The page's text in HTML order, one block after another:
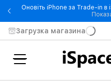
Оновіть iPhone за Trade-in
Загрузка магазина